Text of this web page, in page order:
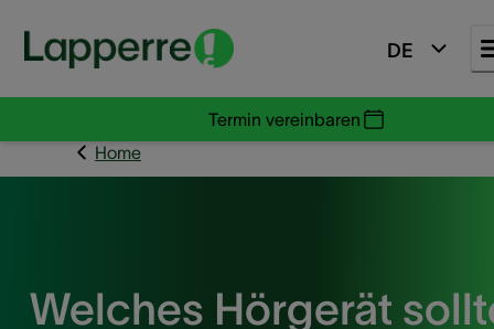
DE
Termin vereinbaren
Home
Welches Hörgerät